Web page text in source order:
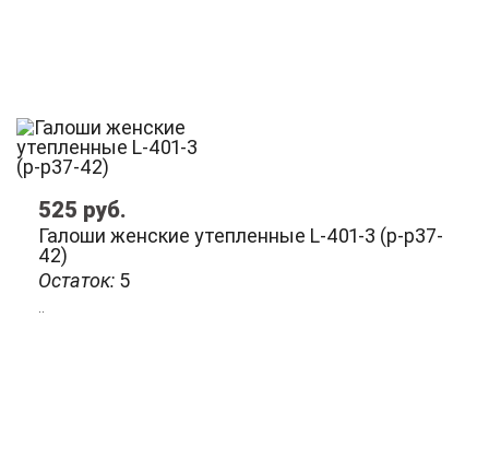
Остаток: 5
Галоши женские утепленные L-401-3 (р-р37-
42)
525 руб.